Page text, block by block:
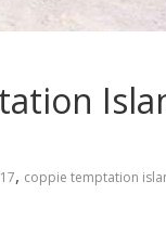
, coppie temptation